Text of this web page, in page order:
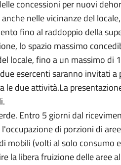
concessioni per nuovi
nelle vicinanze del
fino al raddoppio della
lo spazio massimo
locale, fino a un massimo di
esercenti saranno invitati
le due attività.La
Entro 5 giorni dal
di porzioni di
mobili (volti al solo consumo
la libera fruizione delle aree